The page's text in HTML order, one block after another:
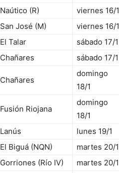
Naútico (R) viernes 16/1
San José (M) viernes 16/1
El Talar sábado 17/1
Chañares sábado 17/1
Chañares
domingo
18/1
Fusión Riojana
domingo
18/1
Lanús lunes 19/1
El Biguá (NQN) martes 20/1
Gorriones (Río IV) martes 20/1